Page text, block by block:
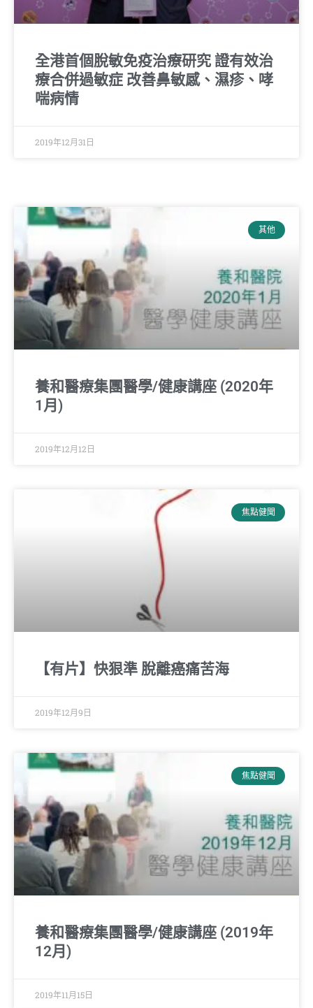
全港首個脫敏免疫治療研究 證有效治
療合併過敏症 改善鼻敏感、濕疹、哮
喘病情
2019年12月31日
其他
養和醫療集團醫學/健康講座 (2020年
1月)
2019年12月12日
焦點健聞
【有片】快狠準 脫離癌痛苦海
2019年12月9日
焦點健聞
養和醫療集團醫學/健康講座 (2019年
12月)
2019年11月15日